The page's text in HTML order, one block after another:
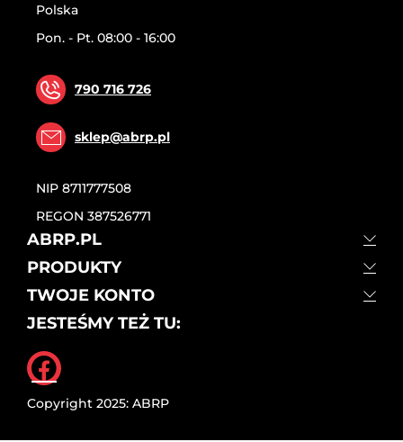
Polska
Pon. - Pt. 08:00 - 16:00
790 716 726
sklep@abrp.pl
NIP 8711777508
REGON 387526771
ABRP.PL
PRODUKTY
TWOJE KONTO
JESTEŚMY TEŻ TU:
Copyright 2025: ABRP